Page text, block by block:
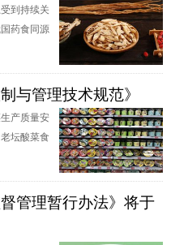
到持续关
药食同源
与管理技术规范》
产质量安
坛酸菜食
管理暂行办法》将于